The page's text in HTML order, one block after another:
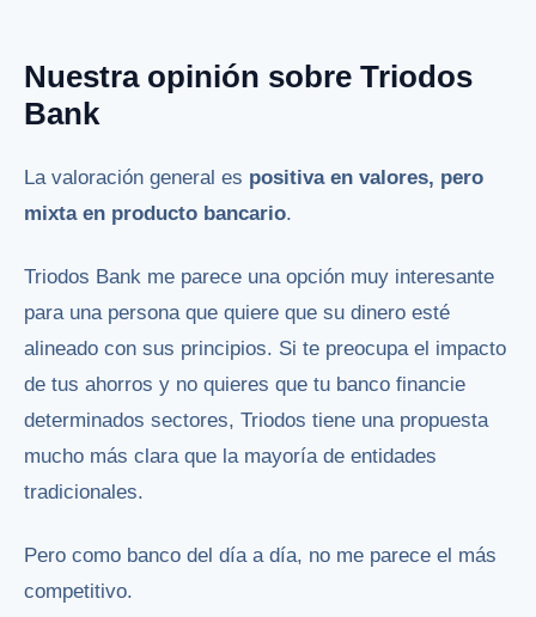
Nuestra opinión sobre Triodos
Bank
La valoración general es positiva en valores, pero
mixta en producto bancario.
Triodos Bank me parece una opción muy interesante
para una persona que quiere que su dinero esté
alineado con sus principios. Si te preocupa el impacto
de tus ahorros y no quieres que tu banco financie
determinados sectores, Triodos tiene una propuesta
mucho más clara que la mayoría de entidades
tradicionales.
Pero como banco del día a día, no me parece el más
competitivo.